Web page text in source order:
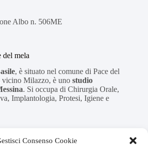
Consenso Cookie
Albo n. 506ME
del mela
, è situato nel comune di Pace del
Milazzo, è uno studio
. Si occupa di Chirurgia Orale,
Implantologia, Protesi, Igiene e
LUMINEERS